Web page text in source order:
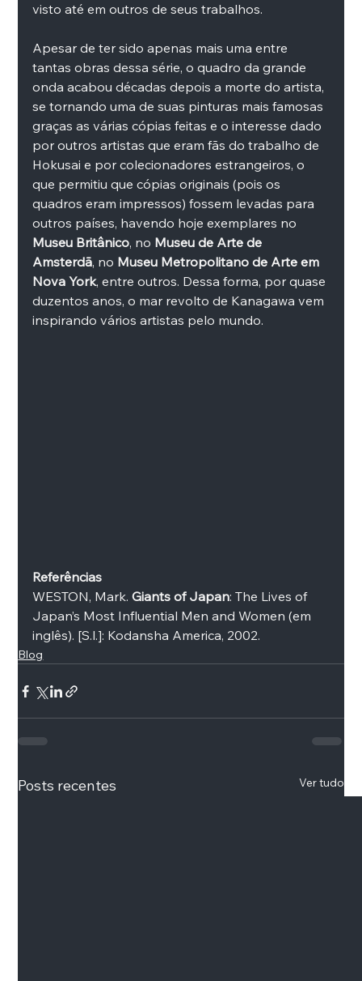
visto até em outros de seus trabalhos.
Apesar de ter sido apenas mais uma entre
tantas obras dessa série, o quadro da grande
onda acabou décadas depois a morte do artista,
se tornando uma de suas pinturas mais famosas
graças as várias cópias feitas e o interesse dado
por outros artistas que eram fãs do trabalho de
Hokusai e por colecionadores estrangeiros, o
que permitiu que cópias originais (pois os
quadros eram impressos) fossem levadas para
outros países, havendo hoje exemplares no
Museu Britânico, no Museu de Arte de
Amsterdã, no Museu Metropolitano de Arte em
Nova York, entre outros. Dessa forma, por quase
duzentos anos, o mar revolto de Kanagawa vem
inspirando vários artistas pelo mundo.
Referências
WESTON, Mark. Giants of Japan: The Lives of
Japan’s Most Influential Men and Women (em
inglês). [S.l.]: Kodansha America, 2002.
Blog
Posts recentes Ver tudo